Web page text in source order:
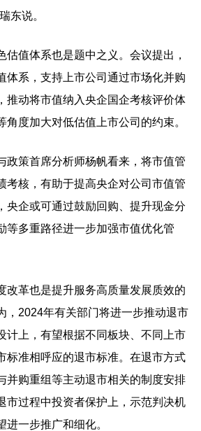
东说。
值体系也是题中之义。会议提出，
体系，支持上市公司通过市场化并购
推动将市值纳入央企国企考核评价体
角度加大对低估值上市公司的约束。
策首席分析师杨帆看来，将市值管
考核，有助于提高央企对公司市值管
央企或可通过鼓励回购、提升现金分
等多重路径进一步加强市值优化管
革也是提升服务高质量发展质效的
，2024年有关部门将进一步推动退市
计上，有望根据不同板块、不同上市
标准相呼应的退市标准。在退市方式
并购重组等主动退市相关的制度安排
市过程中投资者保护上，示范判决机
一步推广和细化。